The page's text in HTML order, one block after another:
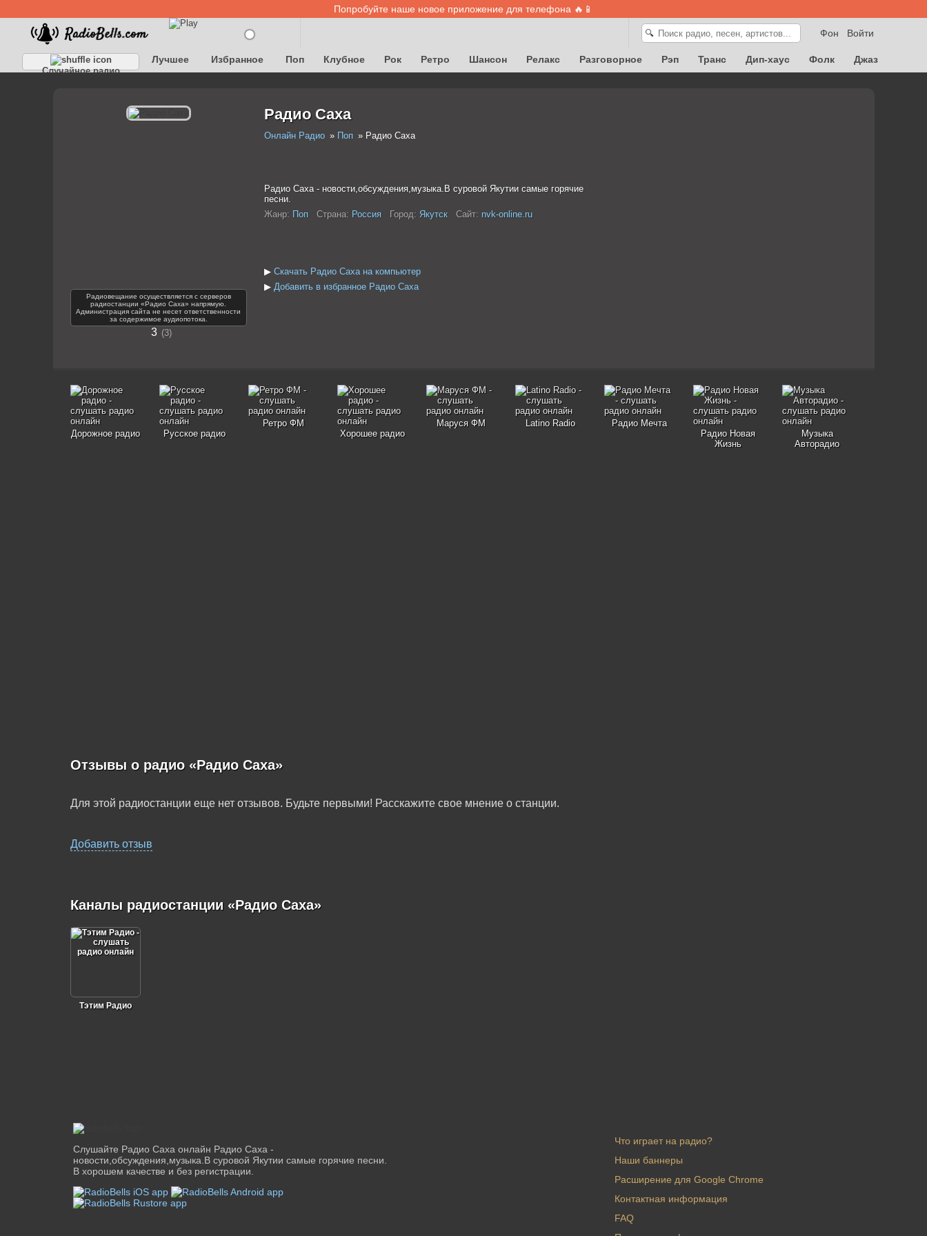
Попробуйте наше новое приложение для телефона 🔥📱
Войти
Фон
🔍
Случайное радио
Лучшее Избранное Поп Клубное Рок Ретро Шансон Релакс Разговорное Рэп Транс Дип-хаус Фолк
Джаз
Радиовещание осуществляется с серверов
радиостанции «Радио Саха» напрямую.
Администрация сайта не несет ответственности
за содержимое аудиопотока.
3 3
Радио Саха
Онлайн Радио Поп Радио Саха
Радио Саха - новости,обсуждения,музыка.В суровой Якутии самые горячие
песни.
Жанр: Поп Страна: Россия Город: Якутск Сайт: nvk-online.ru
▶ Скачать Радио Саха на компьютер
▶ Добавить в избранное Радио Саха
Дорожное радио Русское радио
Ретро ФМ
Хорошее радио
Маруся ФМ Latino Radio
Радио Мечта
Радио Новая
Жизнь
Музыка
Авторадио
Отзывы о радио «Радио Саха»
Для этой радиостанции еще нет отзывов. Будьте первыми! Расскажите свое мнение о станции.
Добавить отзыв
Каналы радиостанции «Радио Саха»
Тэтим Радио
Слушайте Радио Саха онлайн Радио Саха -
новости,обсуждения,музыка.В суровой Якутии самые горячие песни.
В хорошем качестве и без регистрации.
Что играет на радио?
Наши баннеры
Расширение для Google Chrome
Контактная информация
FAQ